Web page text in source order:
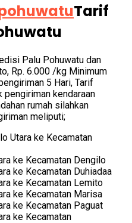
Tarif
Palu Pohuwatu dan
Rp. 6.000 /kg Minimum
5 Hari, Tarif
kendaraan
rumah silahkan
meliputi;
Utara ke Kecamatan
ke Kecamatan Dengilo
ke Kecamatan Duhiadaa
ke Kecamatan Lemito
ke Kecamatan Marisa
ke Kecamatan Paguat
ke Kecamatan